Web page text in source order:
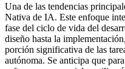
Una de las tendencias
Nativa de IA. Este enfoque
fase del ciclo de vida del
diseño hasta la
porción significativa de las
autónoma. Se anticipa que